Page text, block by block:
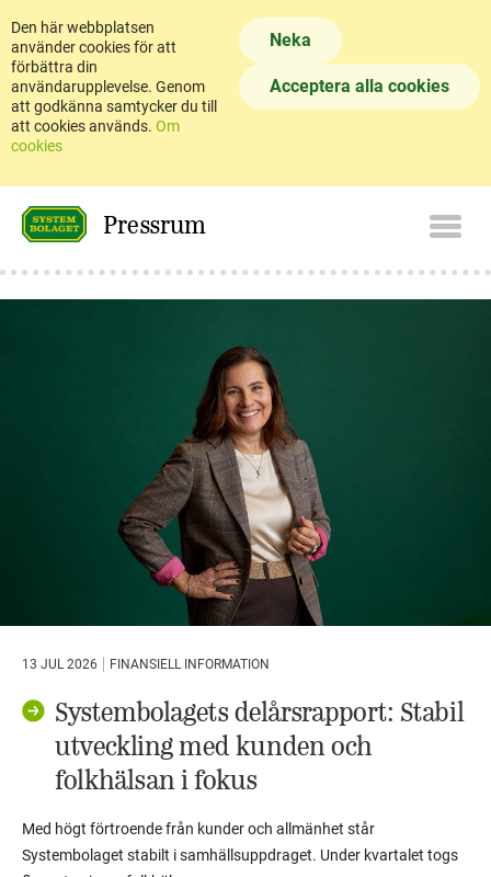
Den här webbplatsen
använder cookies för att
förbättra din
användarupplevelse. Genom
att godkänna samtycker du till
att cookies används. Om
cookies
Neka
Acceptera alla cookies
Pressrum
13 JUL 2026 FINANSIELL INFORMATION
Systembolagets delårsrapport: Stabil
utveckling med kunden och
folkhälsan i fokus
Med högt förtroende från kunder och allmänhet står
Systembolaget stabilt i samhällsuppdraget. Under kvartalet togs